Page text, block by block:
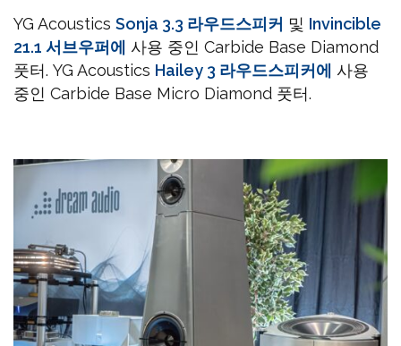
YG Acoustics Sonja 3.3 라우드스피커 및 Invincible
21.1 서브우퍼에 사용 중인 Carbide Base Diamond
풋터. YG Acoustics Hailey 3 라우드스피커에 사용
중인 Carbide Base Micro Diamond 풋터.